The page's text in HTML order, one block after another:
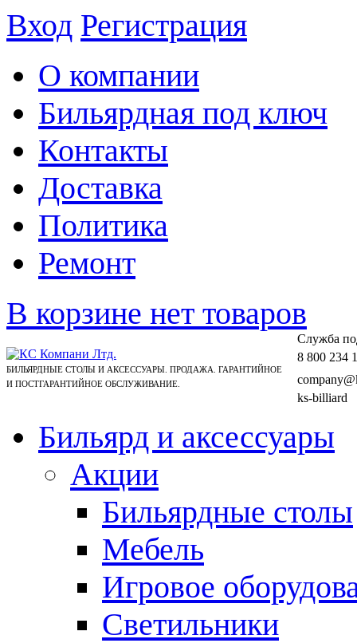
Вход Регистрация
О компании
Бильярдная под ключ
Контакты
Доставка
Политика
Ремонт
В корзине нет товаров
БИЛЬЯРДНЫЕ СТОЛЫ И АКСЕССУАРЫ. ПРОДАЖА. ГАРАНТИЙНОЕ
И ПОСТГАРАНТИЙНОЕ ОБСЛУЖИВАНИЕ.
Cлужба
8 800 234
ks-billiard
Бильярд и аксессуары
Акции
Бильярдные столы
Мебель
Игровое
Светильники